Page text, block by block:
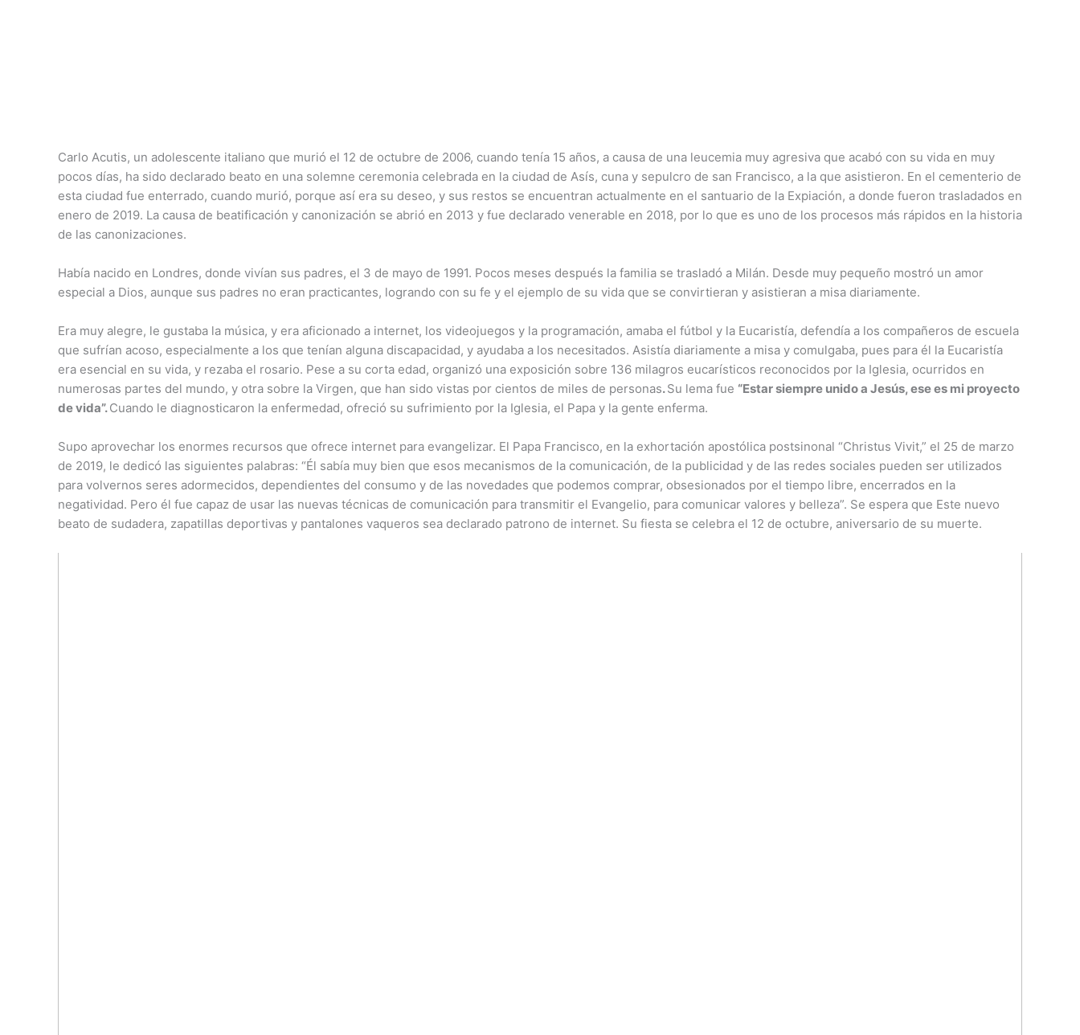
Carlo Acutis, un adolescente italiano que murió el 12 de octubre de 2006, cuando tenía 15 años, a causa de una leucemia muy agresiva que acabó con su vida en muy
pocos días, ha sido declarado beato en una solemne ceremonia celebrada en la ciudad de Asís, cuna y sepulcro de san Francisco, a la que asistieron. En el cementerio de
esta ciudad fue enterrado, cuando murió, porque así era su deseo, y sus restos se encuentran actualmente en el santuario de la Expiación, a donde fueron trasladados en
enero de 2019. La causa de beatificación y canonización se abrió en 2013 y fue declarado venerable en 2018, por lo que es uno de los procesos más rápidos en la historia
de las canonizaciones.
Había nacido en Londres, donde vivían sus padres, el 3 de mayo de 1991. Pocos meses después la familia se trasladó a Milán. Desde muy pequeño mostró un amor
especial a Dios, aunque sus padres no eran practicantes, logrando con su fe y el ejemplo de su vida que se convirtieran y asistieran a misa diariamente.
Era muy alegre, le gustaba la música, y era aficionado a internet, los videojuegos y la programación, amaba el fútbol y la Eucaristía, defendía a los compañeros de escuela
que sufrían acoso, especialmente a los que tenían alguna discapacidad, y ayudaba a los necesitados. Asistía diariamente a misa y comulgaba, pues para él la Eucaristía
era esencial en su vida, y rezaba el rosario. Pese a su corta edad, organizó una exposición sobre 136 milagros eucarísticos reconocidos por la Iglesia, ocurridos en
numerosas partes del mundo, y otra sobre la Virgen, que han sido vistas por cientos de miles de personas.Su lema fue “Estar siempre unido a Jesús, ese es mi proyecto
de vida”.Cuando le diagnosticaron la enfermedad, ofreció su sufrimiento por la Iglesia, el Papa y la gente enferma.
Supo aprovechar los enormes recursos que ofrece internet para evangelizar. El Papa Francisco, en la exhortación apostólica postsinonal “Christus Vivit,” el 25 de marzo
de 2019, le dedicó las siguientes palabras: “Él sabía muy bien que esos mecanismos de la comunicación, de la publicidad y de las redes sociales pueden ser utilizados
para volvernos seres adormecidos, dependientes del consumo y de las novedades que podemos comprar, obsesionados por el tiempo libre, encerrados en la
negatividad. Pero él fue capaz de usar las nuevas técnicas de comunicación para transmitir el Evangelio, para comunicar valores y belleza”. Se espera que Este nuevo
beato de sudadera, zapatillas deportivas y pantalones vaqueros sea declarado patrono de internet. Su fiesta se celebra el 12 de octubre, aniversario de su muerte.